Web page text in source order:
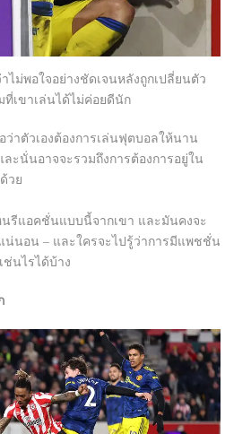
ไม่พอใจอย่างชัดเจนหลังถูกเปลี่ยนตัว
ที่เขาเล่นได้ไม่ค่อยดีนัก
ว่าตัวเองต้องการเล่นฟุตบอลให้นาน
ะนั่นอาจจะรวมถึงการต้องการอยู่ใน
วย
นรีแอคชั่นแบบนี้จากเขา และมันคงจะ
น่นอน – และใครจะไปรู้ว่าการมีแพชชั่น
ช่นไรได้บ้าง